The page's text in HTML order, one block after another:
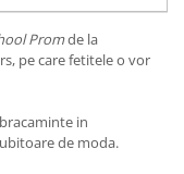
Promde la
pe care fetitele o vor
in
de moda.